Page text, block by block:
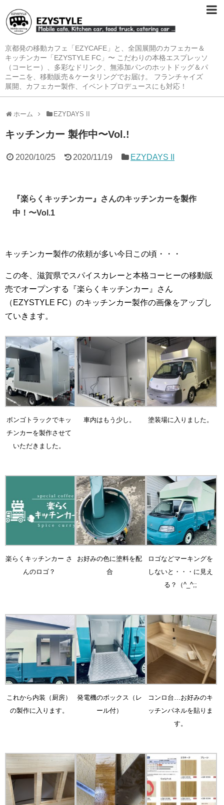
京都発の移動カフェ「EZYCAFE」と、全国展開のカフェカー＆
キッチンカー「EZYSTYLE FC」〜 こだわりの本格エスプレッソ
（コーヒー）、多彩なドリンク、無添加パンのホットドッグ＆パ
ニーニを、移動販売＆ケータリングでお届け。 フランチャイズ
展開、カフェカー製作、イベントプロデュースにも対応！
ホーム EZYDAYS II
キッチンカー 製作中〜Vol.!
2020/10/25 2020/11/19 EZYDAYS II
『楽らくキッチンカー』さんのキッチンカーを製作
中！〜Vol.1
キッチンカー製作の依頼が多い今日この頃・・・
この冬、滋賀県でスパイスカレーと本格コーヒーの移動販
売でオープンする
『楽らくキッチンカー』さん
（EZYSTYLE FC）のキッチンカー製作の画像をアップし
ていきます。
ボンゴトラックでキッ
チンカーを製作させて
いただきました。
車内はもう少し。 塗装場に入りました。
楽らくキッチンカー さ
んのロゴ？
お好みの色に塗料を配
合
ロゴなどマーキングを
しないと・・・に見え
る？（^_^;;
これから内装（厨房）
の製作に入ります。
発電機のボックス（レ
ール付）
コンロ台…お好みのキ
ッチンパネルを貼りま
す。